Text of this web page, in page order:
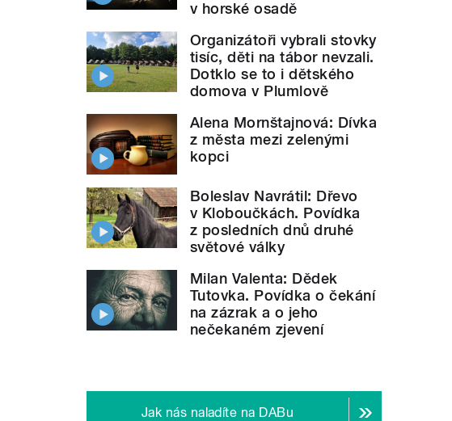
v horské osadě
Organizátoři vybrali stovky
tisíc, děti na tábor nevzali.
Dotklo se to i dětského
domova v Plumlově
Alena Mornštajnová: Dívka
z města mezi zelenými
kopci
Boleslav Navrátil: Dřevo
v Kloboučkách. Povídka
z posledních dnů druhé
světové války
Milan Valenta: Dědek
Tutovka. Povídka o čekání
na zázrak a o jeho
nečekaném zjevení
Jak nás naladíte na DABu